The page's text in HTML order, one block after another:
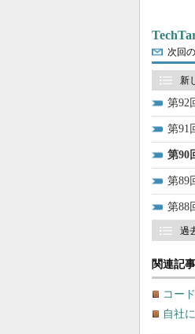
次回
新
92
91
90
89
88
過
関連記事
コー
自社